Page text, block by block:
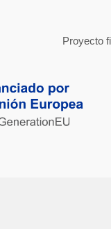
Proyecto